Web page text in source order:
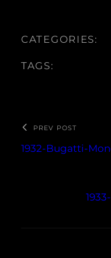
CATEGORIES:
TAGS:
PREV POST
1932-Bugatti-